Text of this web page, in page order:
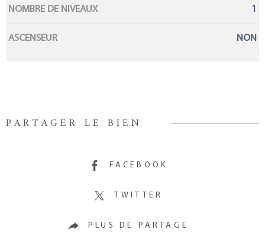
NOMBRE DE NIVEAUX 1
ASCENSEUR NON
PARTAGER LE BIEN
FACEBOOK
TWITTER
PLUS DE PARTAGE